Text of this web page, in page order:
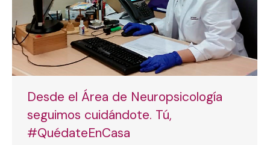
Desde el Área de Neuropsicología
seguimos cuidándote. Tú,
#QuédateEnCasa